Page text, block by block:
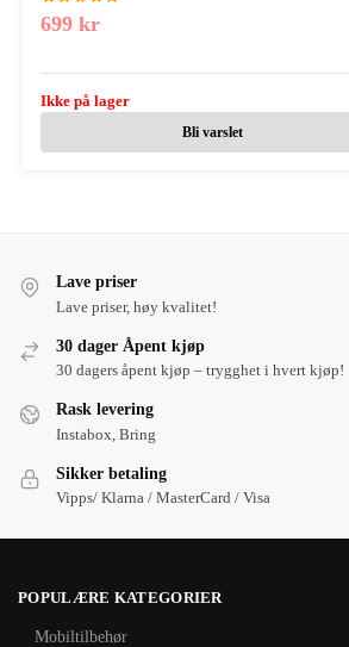
699 kr
Ikke på lager
Bli varslet
Lave priser
Lave priser, høy kvalitet!
30 dager Åpent kjøp
30 dagers åpent kjøp – trygghet i hvert kjøp!
Rask levering
Instabox, Bring
Sikker betaling
Vipps/ Klarna / MasterCard / Visa
POPULÆRE KATEGORIER
Mobiltilbehør